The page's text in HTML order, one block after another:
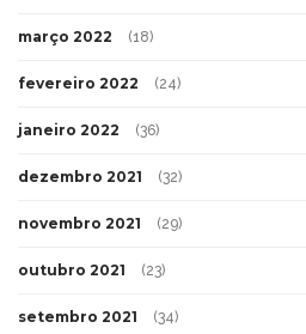
março 2022 (18)
fevereiro 2022 (24)
janeiro 2022 (36)
dezembro 2021 (32)
novembro 2021 (29)
outubro 2021 (23)
setembro 2021 (34)